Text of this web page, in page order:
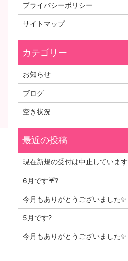
プライバシーポリシー
サイトマップ
お知らせ
ブログ
空き状況
現在新規の受付は中止しています
6月です☔?
今月もありがとうございました✨
5月です?
今月もありがとうございました✨